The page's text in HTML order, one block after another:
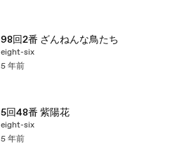
98回2番 ざんねんな鳥たち
eight-six
5 年前
5回48番 紫陽花
eight-six
5 年前